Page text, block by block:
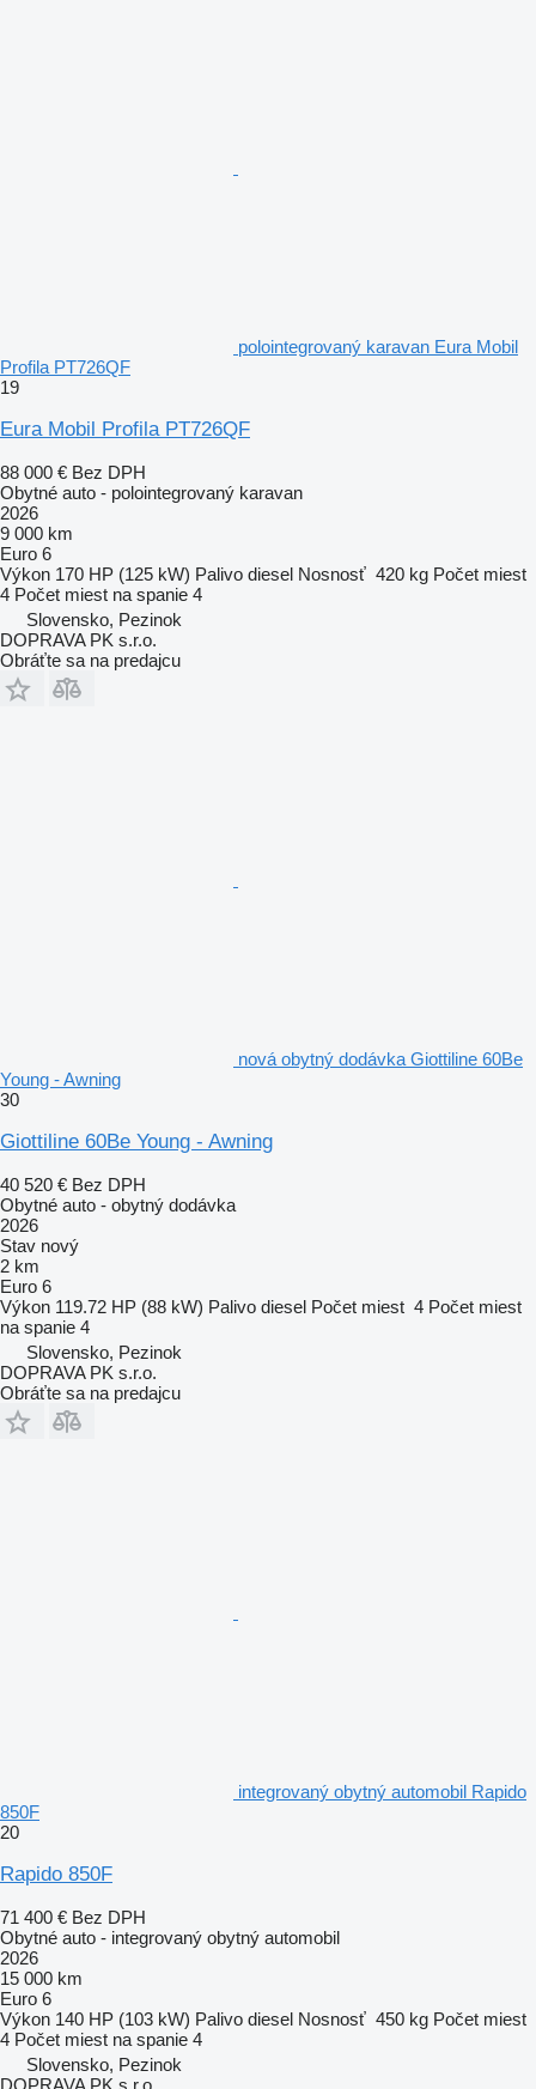
polointegrovaný karavan Eura Mobil
Profila PT726QF
19
Eura Mobil Profila PT726QF
88 000 € Bez DPH
Obytné auto - polointegrovaný karavan
2026
9 000 km
Euro 6
Výkon 170 HP (125 kW) Palivo diesel Nosnosť 420 kg Počet miest
4 Počet miest na spanie 4
Slovensko, Pezinok
DOPRAVA PK s.r.o.
Obráťte sa na predajcu
nová obytný dodávka Giottiline 60Be
Young - Awning
30
Giottiline 60Be Young - Awning
40 520 € Bez DPH
Obytné auto - obytný dodávka
2026
Stav nový
2 km
Euro 6
Výkon 119.72 HP (88 kW) Palivo diesel Počet miest 4 Počet miest
na spanie 4
Slovensko, Pezinok
DOPRAVA PK s.r.o.
Obráťte sa na predajcu
integrovaný obytný automobil Rapido
850F
20
Rapido 850F
71 400 € Bez DPH
Obytné auto - integrovaný obytný automobil
2026
15 000 km
Euro 6
Výkon 140 HP (103 kW) Palivo diesel Nosnosť 450 kg Počet miest
4 Počet miest na spanie 4
Slovensko, Pezinok
DOPRAVA PK s.r.o.